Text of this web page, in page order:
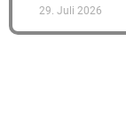
29. Juli 2026